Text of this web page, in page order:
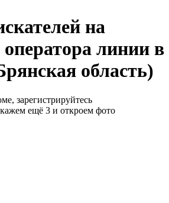
на
линии в
область)
зарегистрируйтесь
ещё 3 и откроем фото